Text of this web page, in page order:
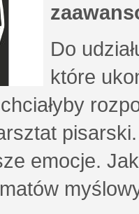
Do
które
emocje.